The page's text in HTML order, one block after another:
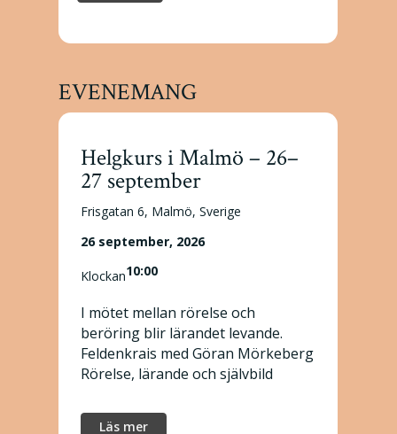
EVENEMANG
Helgkurs i Malmö – 26–
27 september
Frisgatan 6, Malmö, Sverige
26 september, 2026
Klockan10:00
I mötet mellan rörelse och
beröring blir lärandet levande.
Feldenkrais med Göran Mörkeberg
Rörelse, lärande och självbild
Läs mer